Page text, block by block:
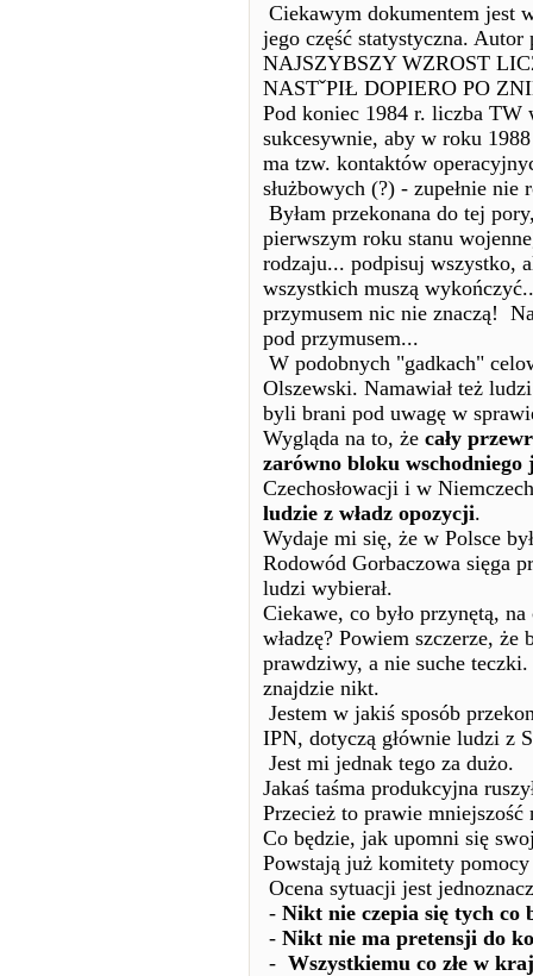
Ciekawym dokumentem jest
jego część statystyczna. Autor
NAJSZYBSZY WZROST
NASTˇPIŁ DOPIERO PO
Pod koniec 1984 r. liczba TW
sukcesywnie, aby w roku
ma tzw. kontaktów
służbowych (?) - zupełnie
Byłam przekonana do tej
pierwszym roku stanu
rodzaju... podpisuj wszystko,
wszystkich muszą
przymusem nic nie znaczą!
pod przymusem...
W podobnych "gadkach"
Olszewski. Namawiał też
byli brani pod uwagę w
Wygląda na to, że cały
zarówno bloku
Czechosłowacji i w
ludzie z władz opozycji.
Wydaje mi się, że w Polsce
Rodowód Gorbaczowa sięga
ludzi wybierał.
Ciekawe, co było przynętą,
władzę? Powiem szczerze,
prawdziwy, a nie suche
znajdzie nikt.
Jestem w jakiś sposób
IPN, dotyczą głównie ludzi z
Jest mi jednak tego za dużo.
Jakaś taśma produkcyjna
Przecież to prawie mniejszość
Co będzie, jak upomni się
Powstają już komitety
Ocena sytuacji jest
- Nikt nie czepia się tych
- Nikt nie ma pretensji do
- Wszystkiemu co złe w